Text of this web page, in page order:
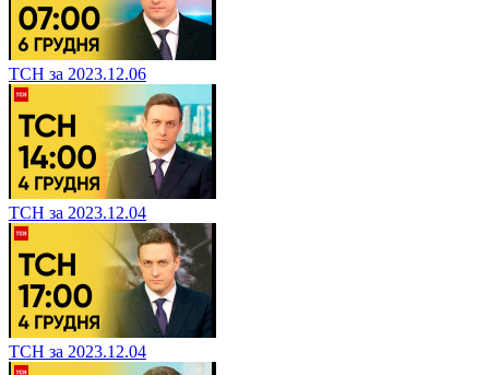
ТСН за 2023.12.06
ТСН за 2023.12.04
ТСН за 2023.12.04